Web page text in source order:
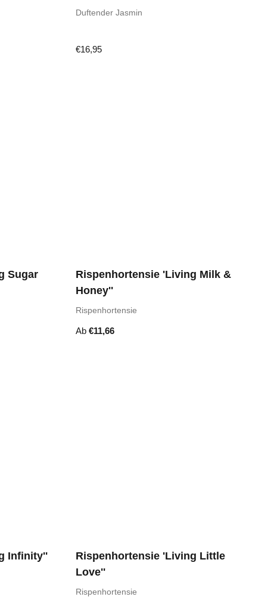
Duftender Jasmin
€16,95
Sugar
Rispenhortensie 'Living Milk &
Honey''
Rispenhortensie
Ab €11,66
Infinity''
Rispenhortensie 'Living Little
Love''
Rispenhortensie